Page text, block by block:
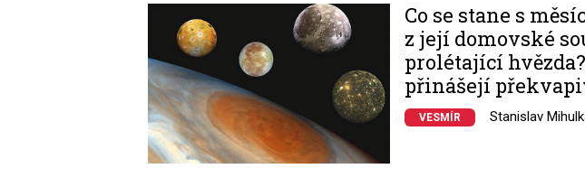
Co se stane s
z její domovské
prolétající
přinášejí
VESMÍR Stanislav